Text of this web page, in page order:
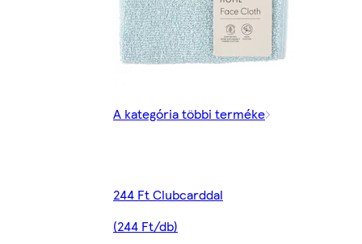
A kategória többi terméke
244 Ft Clubcarddal
(244 Ft/db)